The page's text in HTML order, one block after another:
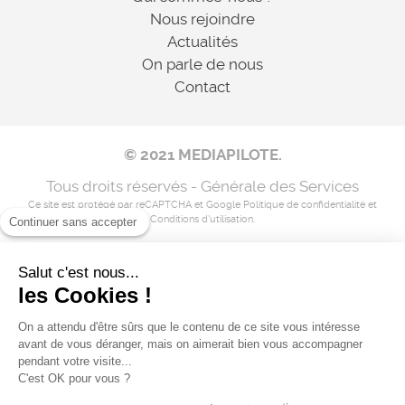
Nous rejoindre
Actualités
On parle de nous
Contact
© 2021 MEDIAPILOTE.
Tous droits réservés - Générale des Services
Ce site est protégé par reCAPTCHA et Google Politique de confidentialité et
Conditions d'utilisation.
Flux RSS
Continuer sans accepter
Salut c'est nous...
les Cookies !
On a attendu d'être sûrs que le contenu de ce site vous intéresse
avant de vous déranger, mais on aimerait bien vous accompagner
pendant votre visite...
C'est OK pour vous ?